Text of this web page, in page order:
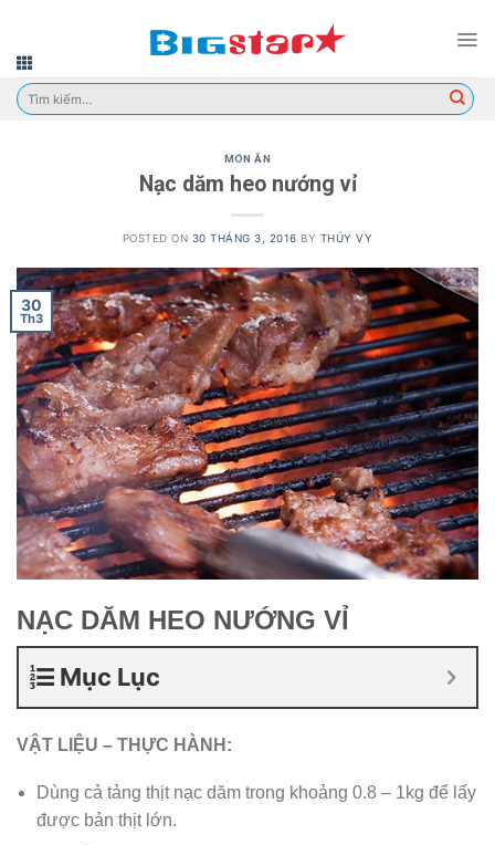
content
Tìm
kiếm:
MÓN ĂN
Nạc dăm heo nướng vỉ
POSTED ON 30 THÁNG 3, 2016 BY THÚY VY
30
Th3
NẠC DĂM HEO NƯỚNG VỈ
Mục Lục
VẬT LIỆU – THỰC HÀNH:
Dùng cả tảng thịt nạc dăm trong khoảng 0.8 – 1kg để lấy
được bản thịt lớn.